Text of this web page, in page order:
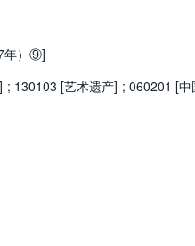
年）⑨]
; 130103 [艺术遗产] ; 060201 [中